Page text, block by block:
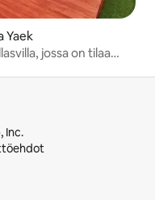
Yaek
jossa on tilaa
Inc.